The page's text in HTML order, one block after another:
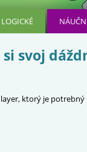
LOGICKÉ
svoj
ktorý je